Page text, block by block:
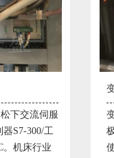
用交流电机无
PID闭环控制
变化，从而维